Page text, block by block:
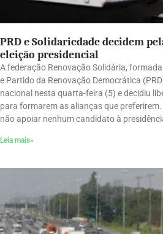
PRD e Solidariedade decidem
eleição presidencial
A federação Renovação Solidária,
e Partido da Renovação Democrática
nacional nesta quarta-feira (5) e decidiu
para formarem as alianças que
não apoiar nenhum candidato à
Leia mais»